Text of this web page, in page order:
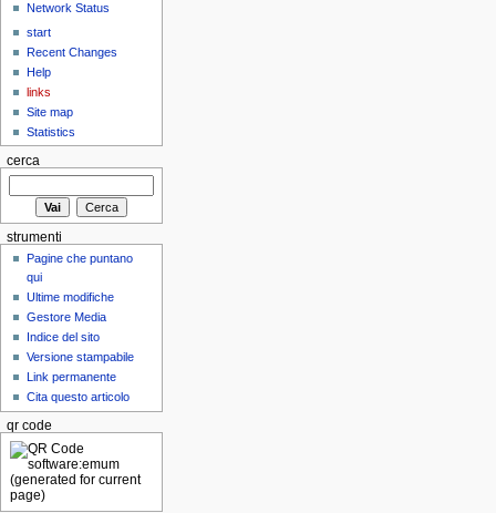
Network Status
start
Recent Changes
Help
links
Site map
Statistics
cerca
strumenti
Pagine che puntano
qui
Ultime modifiche
Gestore Media
Indice del sito
Versione stampabile
Link permanente
Cita questo articolo
qr code